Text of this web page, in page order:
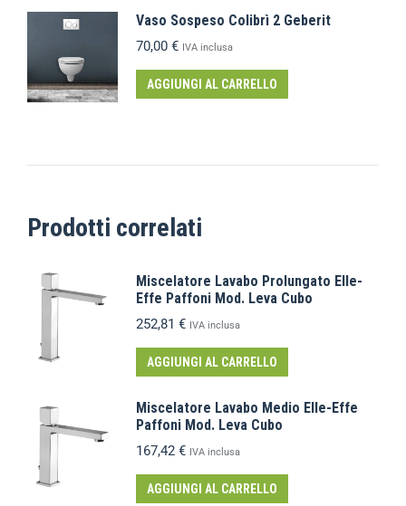
Vaso Sospeso Colibrì 2 Geberit
70,00 € IVA inclusa
AGGIUNGI AL CARRELLO
Prodotti correlati
Miscelatore Lavabo Prolungato Elle-
Effe Paffoni Mod. Leva Cubo
252,81 € IVA inclusa
AGGIUNGI AL CARRELLO
Miscelatore Lavabo Medio Elle-Effe
Paffoni Mod. Leva Cubo
167,42 € IVA inclusa
AGGIUNGI AL CARRELLO